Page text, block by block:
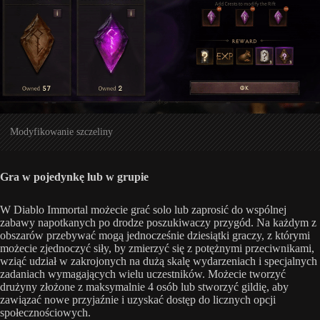
Modyfikowanie szczeliny
Gra w pojedynkę lub w grupie
W Diablo Immortal możecie grać solo lub zaprosić do wspólnej
zabawy napotkanych po drodze poszukiwaczy przygód. Na każdym z
obszarów przebywać mogą jednocześnie dziesiątki graczy, z którymi
możecie zjednoczyć siły, by zmierzyć się z potężnymi przeciwnikami,
wziąć udział w zakrojonych na dużą skalę wydarzeniach i specjalnych
zadaniach wymagających wielu uczestników. Możecie tworzyć
drużyny złożone z maksymalnie 4 osób lub stworzyć gildię, aby
zawiązać nowe przyjaźnie i uzyskać dostęp do licznych opcji
społecznościowych.